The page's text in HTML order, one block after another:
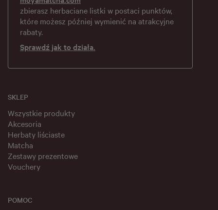
SKLEP
Wszystkie produkty
Akcesoria
Herbaty liściaste
Matcha
Zestawy prezentowe
Vouchery
POMOC
zbierasz herbaciane listki w postaci punktów,
które możesz później wymienić na atrakcyjne
rabaty.
Sprawdź jak to działa.